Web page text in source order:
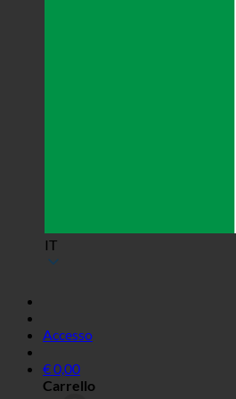
IT
Accesso
€0,00
Carrello